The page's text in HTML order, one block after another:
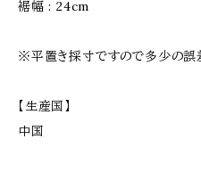
裾幅 : 24cm
※平置き採寸ですので多少の誤
【生産国】
中国